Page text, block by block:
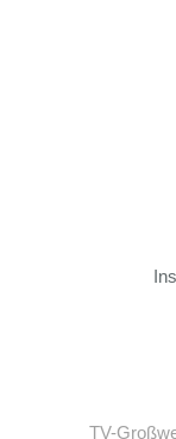
TV-